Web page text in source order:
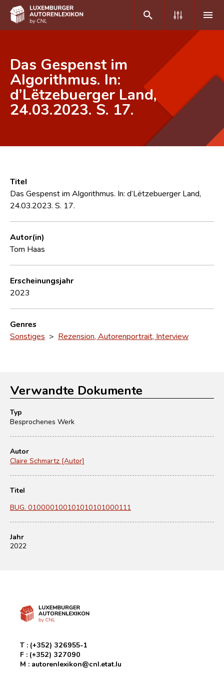
DE FR
Home
Autor(inn)en A-Z
Forschungsgruppe
Das Gespenst im
Algorithmus. In:
d’Lëtzebuerger Land,
24.03.2023. S. 17.
Titel
Das Gespenst im Algorithmus. In: d’Lëtzebuerger Land,
24.03.2023. S. 17.
Autor(in)
Tom Haas
Erscheinungsjahr
2023
Genres
Sonstiges > Rezension, Autorenportrait, Interview
Verwandte Dokumente
Typ
Besprochenes Werk
Autor
Claire Schmartz [Autor]
Titel
BUG. 010000100101010101000111
Jahr
2022
T : (+352) 326955-1
F : (+352) 327090
M : autorenlexikon@cnl.etat.lu